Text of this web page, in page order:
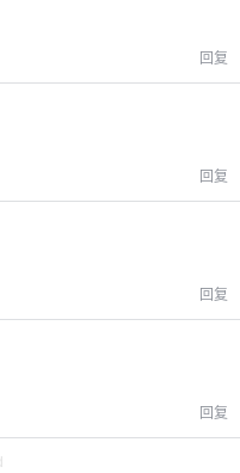
回复
回复
回复
回复